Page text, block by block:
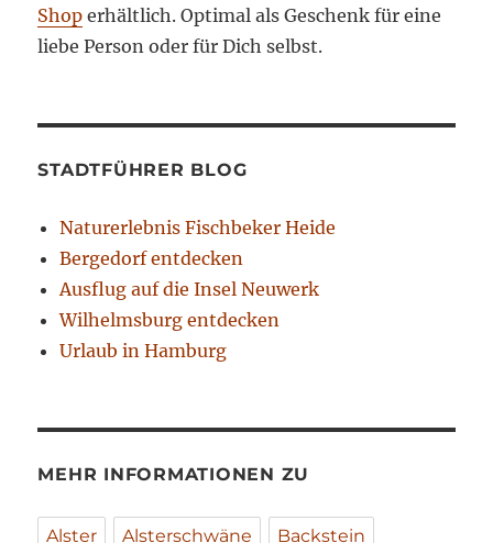
Shop erhältlich. Optimal als Geschenk für eine
liebe Person oder für Dich selbst.
STADTFÜHRER BLOG
Naturerlebnis Fischbeker Heide
Bergedorf entdecken
Ausflug auf die Insel Neuwerk
Wilhelmsburg entdecken
Urlaub in Hamburg
MEHR INFORMATIONEN ZU
Alster Alsterschwäne Backstein